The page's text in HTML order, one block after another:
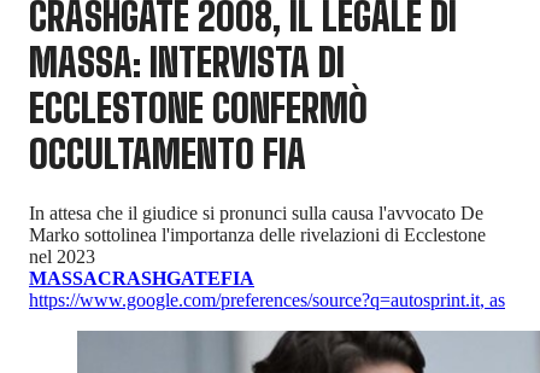
CRASHGATE 2008, IL LEGALE DI
MASSA: INTERVISTA DI
ECCLESTONE CONFERMÒ
OCCULTAMENTO FIA
In attesa che il giudice si pronunci sulla causa l'avvocato De
Marko sottolinea l'importanza delle rivelazioni di Ecclestone
nel 2023
MASSACRASHGATEFIA
https://www.google.com/preferences/source?q=autosprint.it, as